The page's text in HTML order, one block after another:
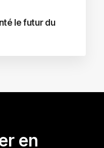
le futur du
en